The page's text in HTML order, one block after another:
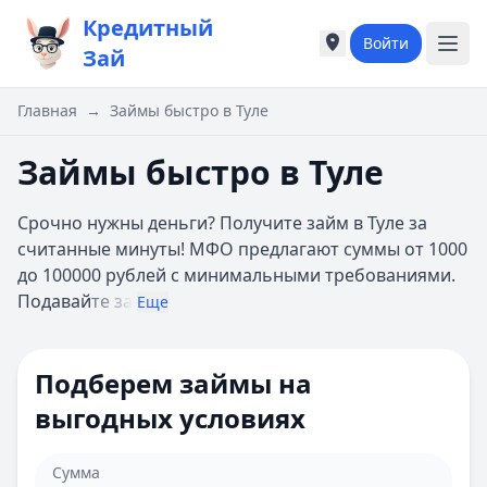
Кредитный
Зай
Города России
Екатеринбург
Казань
Астрахань
Б
Барнаул
Города России
Екатеринбург
Казань
А
Астрахань
Б
Барнаул
Войти
Главная → Займы быстро в Туле
Займы быстро в Туле
Срочно нужны деньги? Получите займ в Туле за
считанные минуты! МФО предлагают суммы от 1000
до 100000 рублей с минимальными требованиями.
Подавайте за Еще
Подберем займы на
выгодных условиях
Сумма